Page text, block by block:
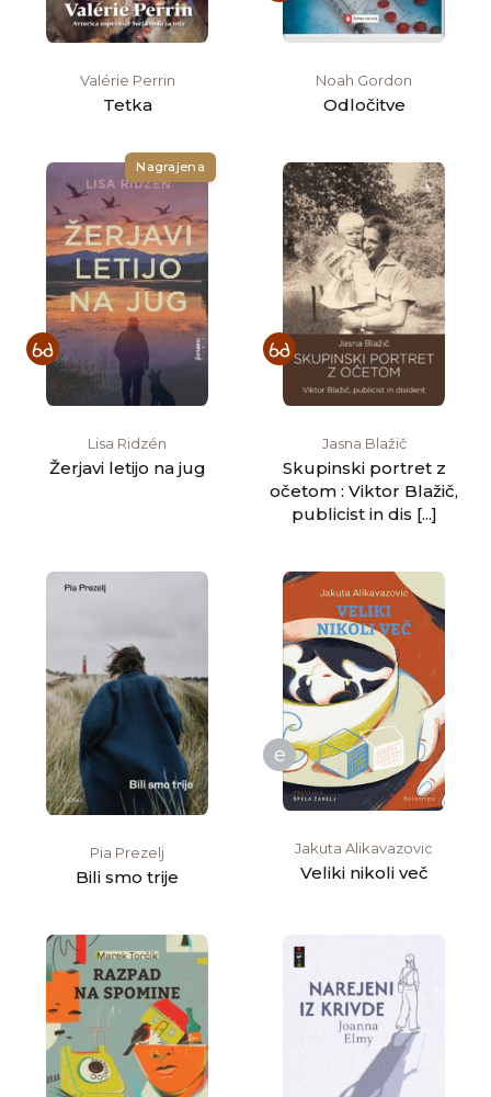
Valérie Perrin
Tetka
Noah Gordon
Odločitve
Nagrajena
Lisa Ridzén
Žerjavi letijo na jug
Jasna Blažič
Skupinski portret z
očetom : Viktor Blažič,
publicist in dis [...]
Pia Prezelj
Bili smo trije
e
Jakuta Alikavazovic
Veliki nikoli več